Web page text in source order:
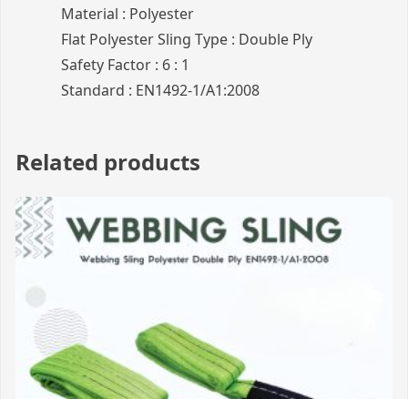
Material : Polyester
Flat Polyester Sling Type : Double Ply
Safety Factor : 6 : 1
Standard : EN1492-1/A1:2008
Related products